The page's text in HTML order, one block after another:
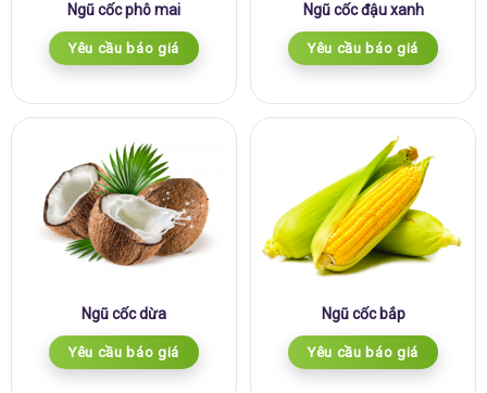
Ngũ cốc phô mai
Yêu cầu báo giá
Ngũ cốc đậu xanh
Yêu cầu báo giá
Ngũ cốc dừa
Yêu cầu báo giá
Ngũ cốc bắp
Yêu cầu báo giá